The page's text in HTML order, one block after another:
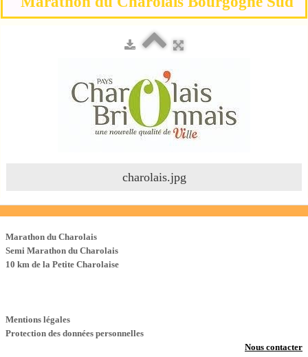
charolais.jpg
Marathon du Charolais
Semi Marathon du Charolais
10 km de la Petite Charolaise
Mentions légales
Protection des données personnelles
Nous contacter